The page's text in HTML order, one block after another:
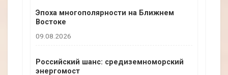
Эпоха многополярности на Ближнем
Востоке
09.08.2026
Российский шанс: средиземноморский
энергомост